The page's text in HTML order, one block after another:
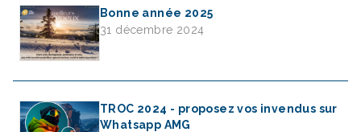
Bonne année 2025
31 décembre 2024
TROC 2024 - proposez vos invendus sur
Whatsapp AMG